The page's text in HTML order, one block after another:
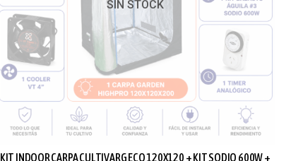
SIN STOCK
KIT INDOOR CARPA CULTIVARG ECO 120X120 + KIT SODIO 600W +